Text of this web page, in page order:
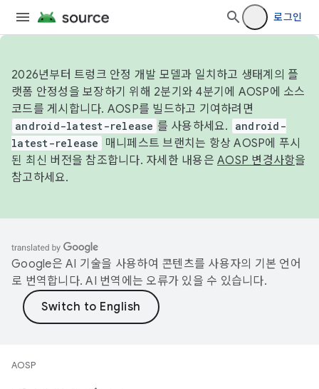
로그인
2026년부터 트렁크 안정 개발 모델과 일치하고 생태계의 플
랫폼 안정성을 보장하기 위해 2분기와 4분기에 AOSP에 소스
코드를 게시합니다. AOSP를 빌드하고 기여하려면
android-latest-release 를 사용하세요.
android-
latest-release
매니페스트 브랜치는 항상 AOSP에 푸시
된 최신 버전을 참조합니다. 자세한 내용은 AOSP 변경사항을
참고하세요.
Google은 AI 기술을 사용하여 콘텐츠를 사용자의 기본 언어
로 번역합니다. AI 번역에는 오류가 있을 수 있습니다.
AOSP